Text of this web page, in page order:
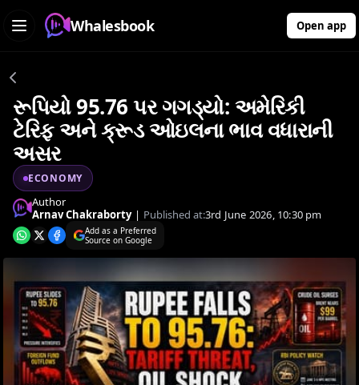
Whalesbook Open app
રૂપિયો 95.76 પર ગગડ્યો: અમેરિકી
ટેરિફ અને ક્રૂડ ઓઇલના ભાવ વધારાની
અસર
ECONOMY
Author
Arnav Chakraborty | Published at:3rd June 2026, 10:30 pm
Add as a Preferred
Source on Google